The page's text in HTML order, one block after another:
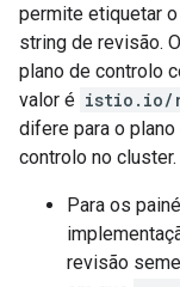
permite etiquetar
string de revisão.
plano de controlo
valor é istio.io/
difere para o
controlo no cluster.
Para os
revisão